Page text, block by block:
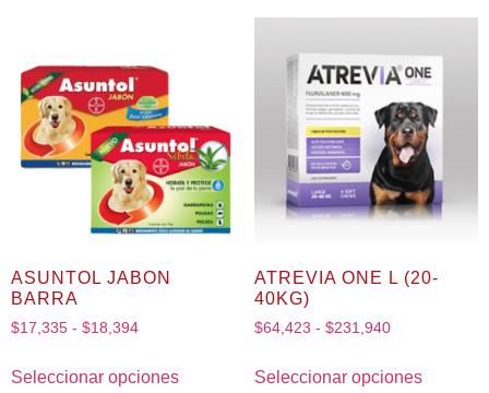
ASUNTOL JABON
BARRA
$17,335 - $18,394
Seleccionar opciones
ATREVIA ONE L (20-
40KG)
$64,423 - $231,940
Seleccionar opciones